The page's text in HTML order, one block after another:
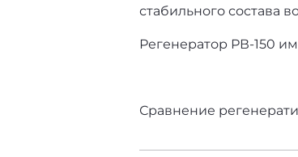
стабильного состава
Регенератор РВ-150
Сравнение